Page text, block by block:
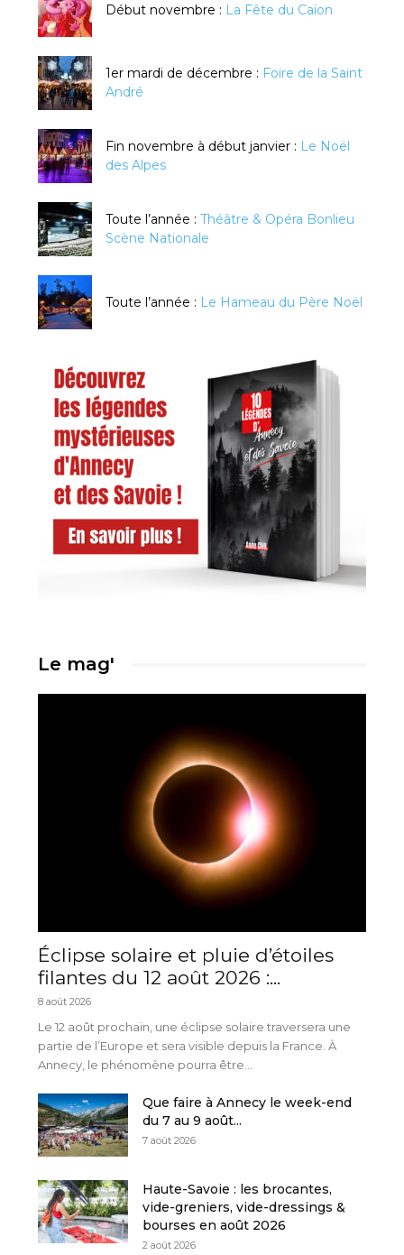
Début novembre : La Fête du Caïon
1er mardi de décembre : Foire de la Saint
André
Fin novembre à début janvier : Le Noël
des Alpes
Toute l’année : Théâtre & Opéra Bonlieu
Scène Nationale
Toute l’année : Le Hameau du Père Noël
Le mag'
Éclipse solaire et pluie d’étoiles
filantes du 12 août 2026 :...
8 août 2026
Le 12 août prochain, une éclipse solaire traversera une
partie de l’Europe et sera visible depuis la France. À
Annecy, le phénomène pourra être...
Que faire à Annecy le week-end
du 7 au 9 août...
7 août 2026
Haute-Savoie : les brocantes,
vide-greniers, vide-dressings &
bourses en août 2026
2 août 2026